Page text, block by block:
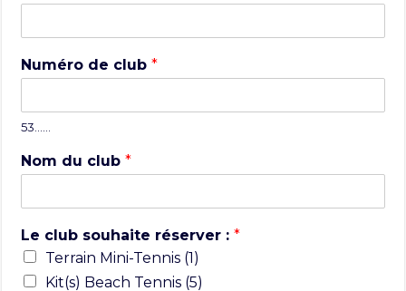
Numéro de club*
53……
Nom du club*
Le club souhaite réserver :*
Terrain Mini-Tennis (1)
Kit(s) Beach Tennis (5)